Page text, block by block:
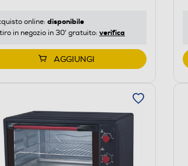
online: disponibile
in negozio in 30' gratuito: verifica
AGGIUNGI